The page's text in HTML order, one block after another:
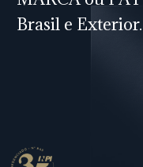
Brasil e Exterior.